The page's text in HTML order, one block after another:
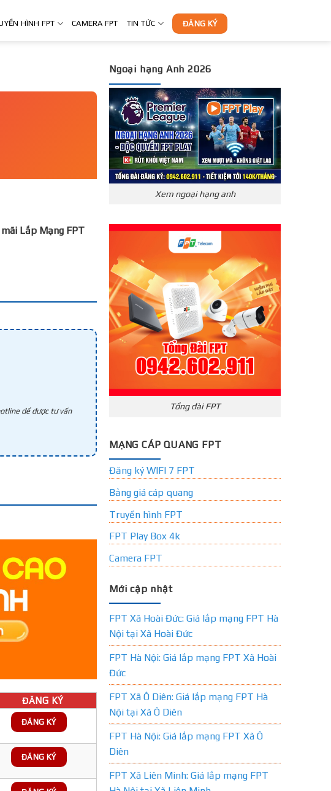
HÌNH FPT CAMERA FPT TIN TỨC ĐĂNG KÝ
Lắp Mạng FPT
để được tư vấn
ĐĂNG KÝ
ĐĂNG KÝ
ĐĂNG KÝ
Ngoại hạng Anh 2026
Xem ngoại hạng anh
Tổng đài FPT
MẠNG CÁP QUANG FPT
Đăng ký WIFI 7 FPT
Bảng giá cáp quang
Truyền hình FPT
FPT Play Box 4k
Camera FPT
Mới cập nhật
FPT Xã Hoài Đức: Giá lắp mạng FPT Hà
Nội tại Xã Hoài Đức
FPT Hà Nội: Giá lắp mạng FPT Xã Hoài
Đức
FPT Xã Ô Diên: Giá lắp mạng FPT Hà
Nội tại Xã Ô Diên
FPT Hà Nội: Giá lắp mạng FPT Xã Ô
Diên
FPT Xã Liên Minh: Giá lắp mạng FPT